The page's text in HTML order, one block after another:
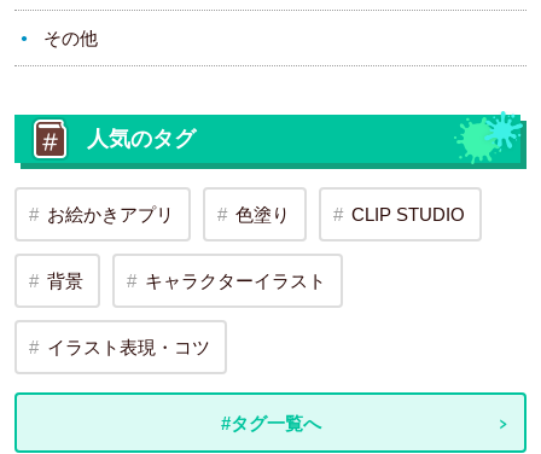
その他
人気のタグ
お絵かきアプリ 色塗り CLIP STUDIO
背景 キャラクターイラスト
イラスト表現・コツ
#タグ一覧へ